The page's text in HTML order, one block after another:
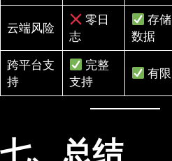
云端风险
零日
志
存储
数据
跨平台支
持
完整
支持
有限
七、总结